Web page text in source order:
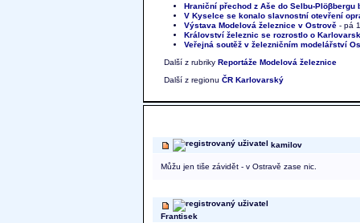
Hraniční přechod z Aše do Selbu-
V Kyselce se konalo slavnostní otevření
Výstava Modelová železnice v Ostrově - pá
Království železnic se rozrostlo o
Veřejná soutěž v železničním modelářství
Další z rubriky Reportáže Modelová železnice
Další z regionu ČR Karlovarský
kamilov
Můžu jen tiše závidět - v Ostravě zase nic.
Frantisek